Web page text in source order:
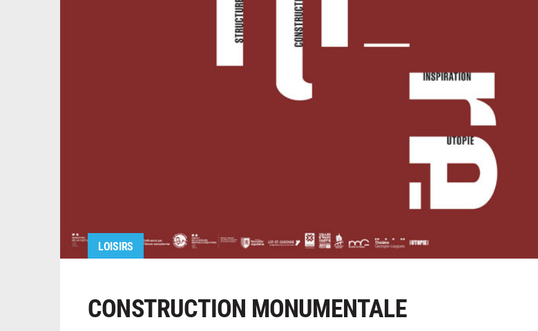
LOISIRS
CONSTRUCTION MONUMENTALE